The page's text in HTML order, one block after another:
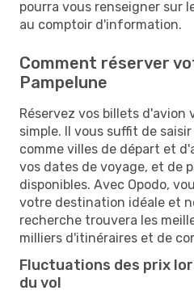
pourra vous renseigner sur
au comptoir d'information.
Comment réserver
Pampelune
Réservez vos billets d'avion
simple. Il vous suffit de
comme villes de départ et
vos dates de voyage, et de
disponibles. Avec Opodo,
votre destination idéale et
recherche trouvera les
milliers d'itinéraires et de
Fluctuations des prix
du vol